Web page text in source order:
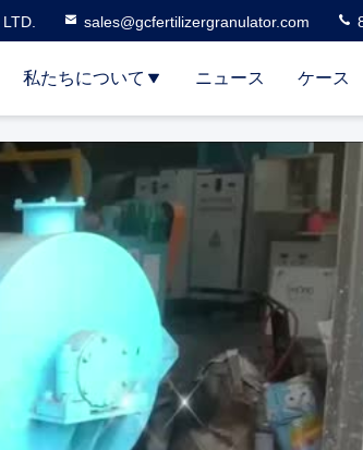
sales@gcfertilizergranulator.com
私たちについて ニュース ケース